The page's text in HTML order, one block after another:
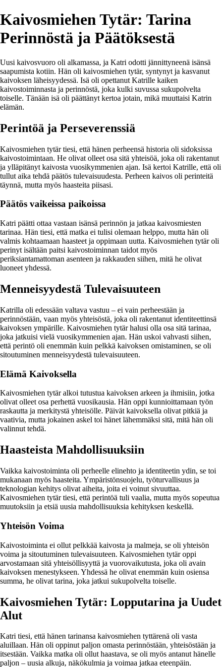
Kaivosmiehen Tytär: Tarina
Perinnöstä ja Päätöksestä
Uusi kaivosvuoro oli alkamassa, ja Katri odotti jännittyneenä isänsä
saapumista kotiin. Hän oli kaivosmiehen tytär, syntynyt ja kasvanut
kaivoksen läheisyydessä. Isä oli opettanut Katrille kaiken
kaivostoiminnasta ja perinnöstä, joka kulki suvussa sukupolvelta
toiselle. Tänään isä oli päättänyt kertoa jotain, mikä muuttaisi Katrin
elämän.
Perintöä ja Perseverenssiä
Kaivosmiehen tytär tiesi, että hänen perheensä historia oli sidoksissa
kaivostoimintaan. He olivat olleet osa sitä yhteisöä, joka oli rakentanut
ja ylläpitänyt kaivosta vuosikymmenien ajan. Isä kertoi Katrille, että oli
tullut aika tehdä päätös tulevaisuudesta. Perheen kaivos oli perinteitä
täynnä, mutta myös haasteita piisasi.
Päätös vaikeissa paikoissa
Katri päätti ottaa vastaan isänsä perinnön ja jatkaa kaivosmiesten
tarinaa. Hän tiesi, että matka ei tulisi olemaan helppo, mutta hän oli
valmis kohtaamaan haasteet ja oppimaan uutta. Kaivosmiehen tytär oli
perinyt isältään paitsi kaivostoiminnan taidot myös
periksiantamattoman asenteen ja rakkauden siihen, mitä he olivat
luoneet yhdessä.
Menneisyydestä Tulevaisuuteen
Katrilla oli edessään valtava vastuu – ei vain perheestään ja
perinnöstään, vaan myös yhteisöstä, joka oli rakentanut identiteettinsä
kaivoksen ympärille. Kaivosmiehen tytär halusi olla osa sitä tarinaa,
joka jatkuisi vielä vuosikymmenien ajan. Hän uskoi vahvasti siihen,
että perintö oli enemmän kuin pelkkä kaivoksen omistaminen, se oli
sitoutuminen menneisyydestä tulevaisuuteen.
Elämä Kaivoksella
Kaivosmiehen tytär alkoi tutustua kaivoksen arkeen ja ihmisiin, jotka
olivat olleet osa perhettä vuosikausia. Hän oppi kunnioittamaan työn
raskautta ja merkitystä yhteisölle. Päivät kaivoksella olivat pitkiä ja
vaativia, mutta jokainen askel toi hänet lähemmäksi sitä, mitä hän oli
valinnut tehdä.
Haasteista Mahdollisuuksiin
Vaikka kaivostoiminta oli perheelle elinehto ja identiteetin ydin, se toi
mukanaan myös haasteita. Ympäristönsuojelu, työturvallisuus ja
teknologian kehitys olivat aiheita, joita ei voinut sivuuttaa.
Kaivosmiehen tytär tiesi, että perintöä tuli vaalia, mutta myös sopeutua
muutoksiin ja etsiä uusia mahdollisuuksia kehityksen keskellä.
Yhteisön Voima
Kaivostoiminta ei ollut pelkkää kaivosta ja malmeja, se oli yhteisön
voima ja sitoutuminen tulevaisuuteen. Kaivosmiehen tytär oppi
arvostamaan sitä yhteisöllisyyttä ja vuorovaikutusta, joka oli avain
kaivoksen menestykseen. Yhdessä he olivat enemmän kuin osiensa
summa, he olivat tarina, joka jatkui sukupolvelta toiselle.
Kaivosmiehen Tytär: Lopputarina ja Uudet
Alut
Katri tiesi, että hänen tarinansa kaivosmiehen tyttärenä oli vasta
aluillaan. Hän oli oppinut paljon omasta perinnöstään, yhteisöstään ja
itsestään. Vaikka matka oli ollut haastava, se oli myös antanut hänelle
paljon – uusia alkuja, näkökulmia ja voimaa jatkaa eteenpäin.